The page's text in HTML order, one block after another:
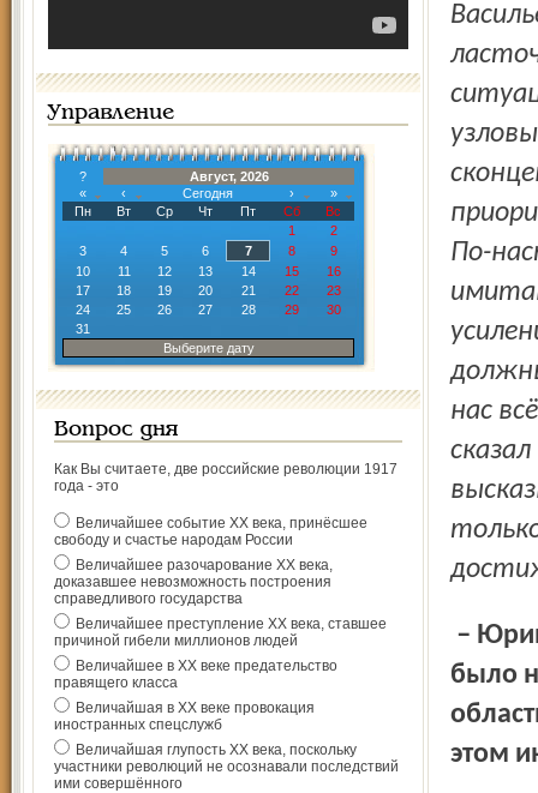
Управление
?
Август, 2026
«
‹ Сегодня ›
»
Пн
Вт Ср Чт Пт Сб
Вс
1
2
3
4 5 6 7 8
9
10
11 12 13 14 15
16
17
18 19 20 21 22
23
24
25 26 27 28 29
30
31
Выберите дату
Вопрос дня
Как Вы считаете, две российские революции 1917
года - это
Величайшее событие ХХ века, принёсшее
свободу и счастье народам России
Величайшее разочарование ХХ века,
доказавшее невозможность построения
справедливого государства
Величайшее преступление ХХ века, ставшее
причиной гибели миллионов людей
Величайшее в ХХ веке предательство
правящего класса
Величайшая в ХХ веке провокация
иностранных спецслужб
Величайшая глупость ХХ века, поскольку
участники революций не осознавали последствий
ими совершённого
По-
нас
– Юрий Васильевич, не так давно в «Северном крае»
было
этом